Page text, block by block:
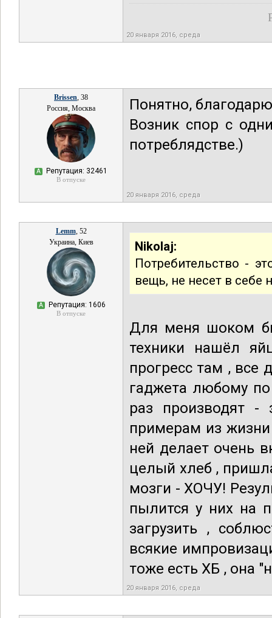
20 января 2016, среда
Brissen, 38
Россия, Москва
А Репутация: 32461
В отпуске
Понятно,
Возник спор с
потреблядстве.)
20 января 2016, среда
Lemm, 52
Украина, Киев
А Репутация: 1606
В отпуске
Nikolaj:
Потребительство -
вещь, не несет в себе
Для меня шоком
техники нашёл
прогресс там , все
гаджета любому
раз производят
примерам из
ней делает очень
целый хлеб ,
мозги - ХОЧУ!
пылится у них на
загрузить ,
всякие
тоже есть ХБ , она
20 января 2016, среда